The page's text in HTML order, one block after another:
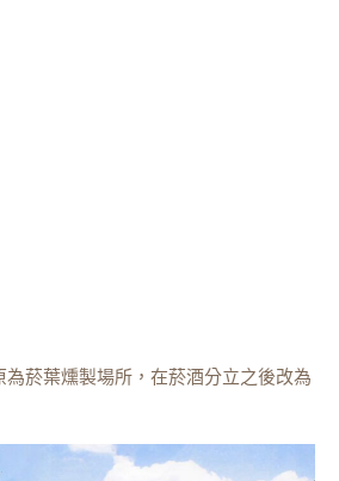
菸葉燻製場所，在菸酒分立之後改為